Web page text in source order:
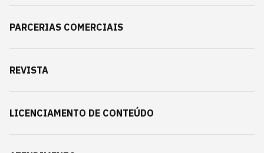
PARCERIAS COMERCIAIS
REVISTA
LICENCIAMENTO DE CONTEÚDO